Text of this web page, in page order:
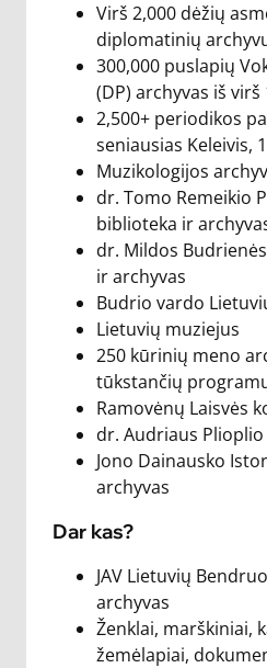
Susisiekite su mumis
Virš 2,000 dėžių
diplomatinių
300,000 puslapių
(DP) archyvas iš
2,500+ periodikos
seniausias Keleivis,
Muzikologijos
dr. Tomo Remeikio
biblioteka ir
dr. Mildos
ir archyvas
Budrio vardo
Lietuvių muziejus
250 kūrinių meno
tūkstančių
Ramovėnų Laisvės
dr. Audriaus
Jono Dainausko
archyvas
Dar kas?
JAV Lietuvių
archyvas
Ženklai, marškiniai,
žemėlapiai,